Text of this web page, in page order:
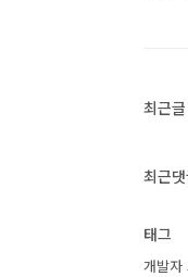
최근글
최근
태그
개발자